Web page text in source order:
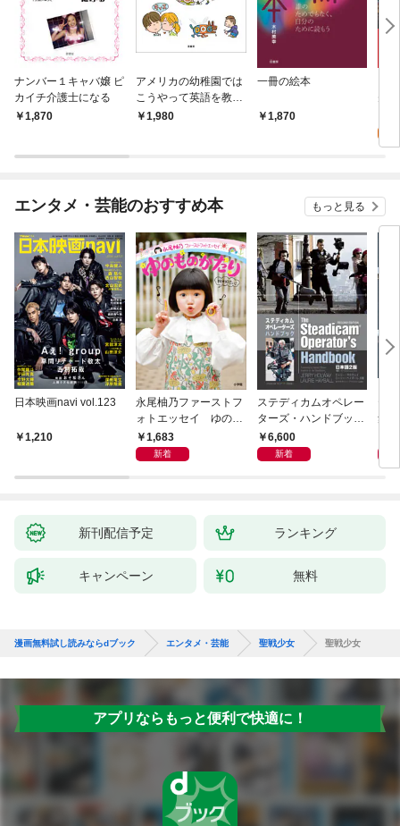
ナンバー１キャバ嬢 ピ
カイチ介護士になる
1,870
アメリカの幼稚園では
こうやって英語を教え
ている
1,980
一冊の絵本
1,870
先
く
じ
エンタメ・芸能のおすすめ本 もっと見る
日本映画navi vol.123
1,210
永尾柚乃ファーストフ
ォトエッセイ ゆのも
のがたり
1,683
新着
ステディカムオペレー
ターズ・ハンドブック
日本語版 電子版 第２
版
6,600
新着
集
ウ
【
新刊配信予定 ランキング
キャンペーン 無料
漫画無料試し読みならdブック エンタメ・芸能 聖戦少女 聖戦少女
アプリならもっと便利で快適に！